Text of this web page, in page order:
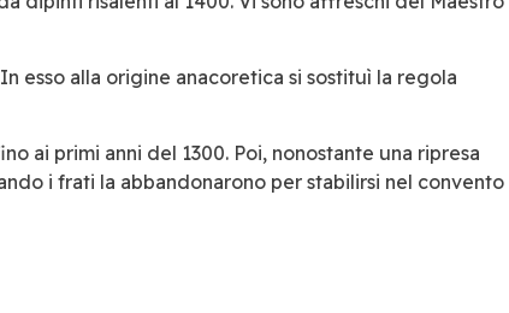
esso alla origine anacoretica si sostituì la regola
ai primi anni del 1300. Poi, nonostante una ripresa
i frati la abbandonarono per stabilirsi nel convento